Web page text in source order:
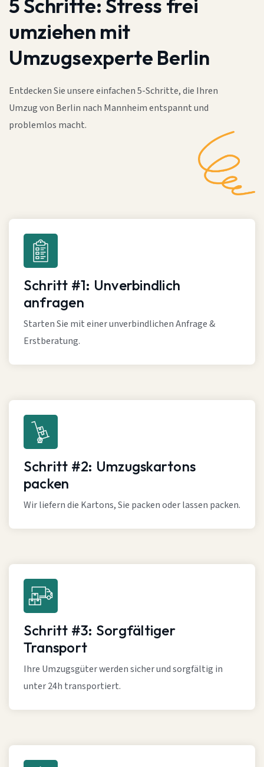
5 Schritte:Stress frei
umziehen mit
Umzugsexperte Berlin
Entdecken Sie unsere einfachen 5-Schritte, die Ihren
Umzug von Berlin nach Mannheim entspannt und
problemlos macht.
Schritt #1: Unverbindlich
anfragen
Starten Sie mit einer unverbindlichen Anfrage &
Erstberatung.
Schritt #2: Umzugskartons
packen
Wir liefern die Kartons, Sie packen oder lassen packen.
Schritt #3: Sorgfältiger
Transport
Ihre Umzugsgüter werden sicher und sorgfältig in
unter 24h transportiert.